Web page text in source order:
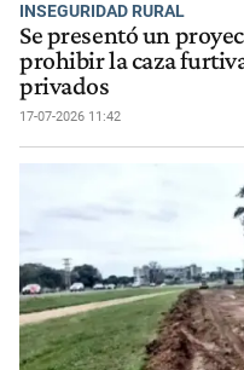
INSEGURIDAD RURAL
Se presentó un
prohibir la caza
privados
17-07-2026 11:42